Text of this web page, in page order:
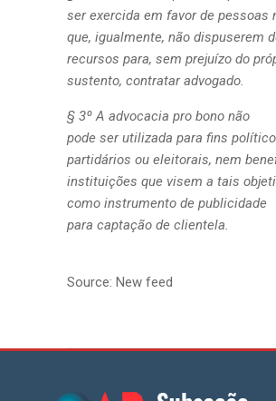
ser exercida em favor de pessoas
que, igualmente, não dispuserem
recursos para, sem prejuízo do
sustento, contratar advogado.
§ 3º A advocacia pro bono não
pode ser utilizada para fins
partidários ou eleitorais, nem
instituições que visem a tais
como instrumento de publicidade
para captação de clientela.
Source: New feed